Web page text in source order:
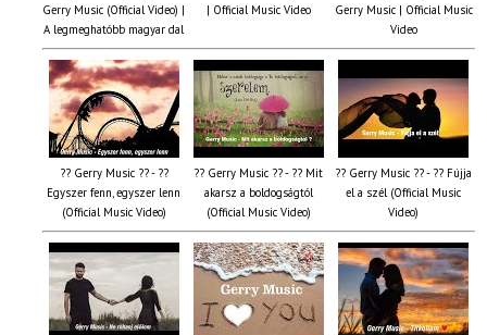
Gerry Music (Official Video) |
A legmeghatóbb magyar dal
| Official Music Video
Gerry Music | Official Music
Video
?? Gerry Music ?? - ??
Egyszer fenn, egyszer lenn
(Official Music Video)
?? Gerry Music ?? - ?? Mit
akarsz a boldogságtól
(Official Music Video)
?? Gerry Music ?? - ?? Fújja
el a szél (Official Music
Video)